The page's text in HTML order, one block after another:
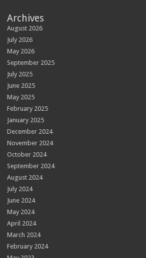
Archives
August 2026
July 2026
May 2026
September 2025
July 2025
June 2025
May 2025
February 2025
January 2025
December 2024
November 2024
October 2024
September 2024
August 2024
July 2024
June 2024
May 2024
April 2024
March 2024
February 2024